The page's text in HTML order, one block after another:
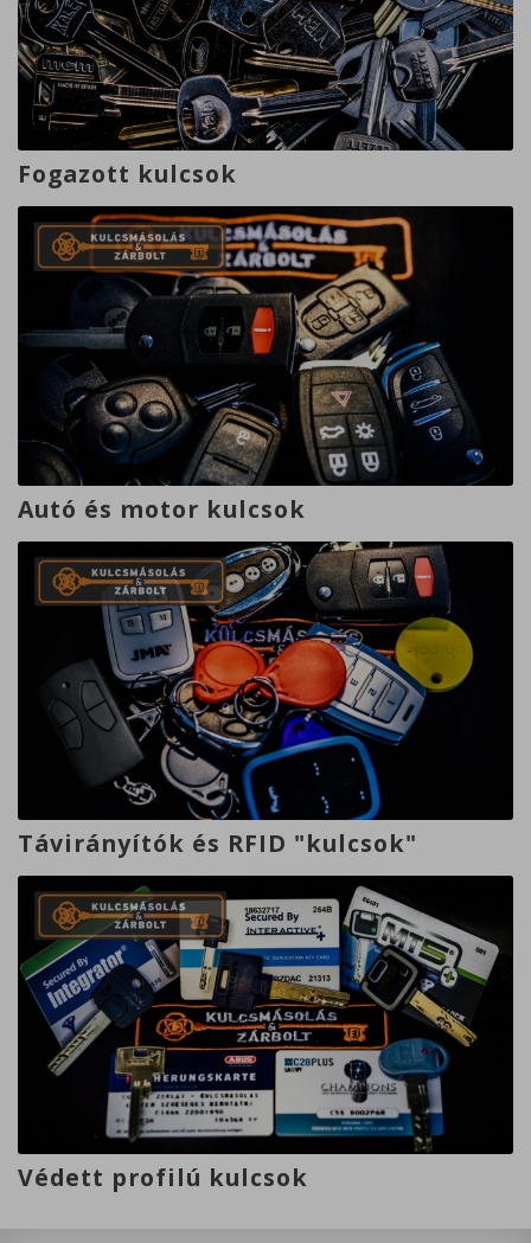
Fogazott kulcsok
Autó és motor kulcsok
Távirányítók és RFID "kulcsok"
Védett profilú kulcsok